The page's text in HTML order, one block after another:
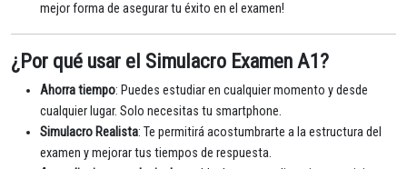
mejor forma de asegurar tu éxito en el examen!
¿Por qué usar el Simulacro Examen A1?
Ahorra tiempo: Puedes estudiar en cualquier momento y desde
cualquier lugar. Solo necesitas tu smartphone.
Simulacro Realista: Te permitirá acostumbrarte a la estructura del
examen y mejorar tus tiempos de respuesta.